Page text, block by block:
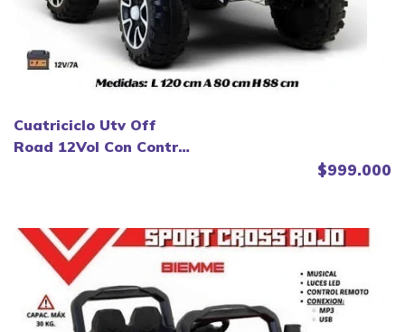
Cuatriciclo Utv Off
Road 12Vol Con Control
$999.000